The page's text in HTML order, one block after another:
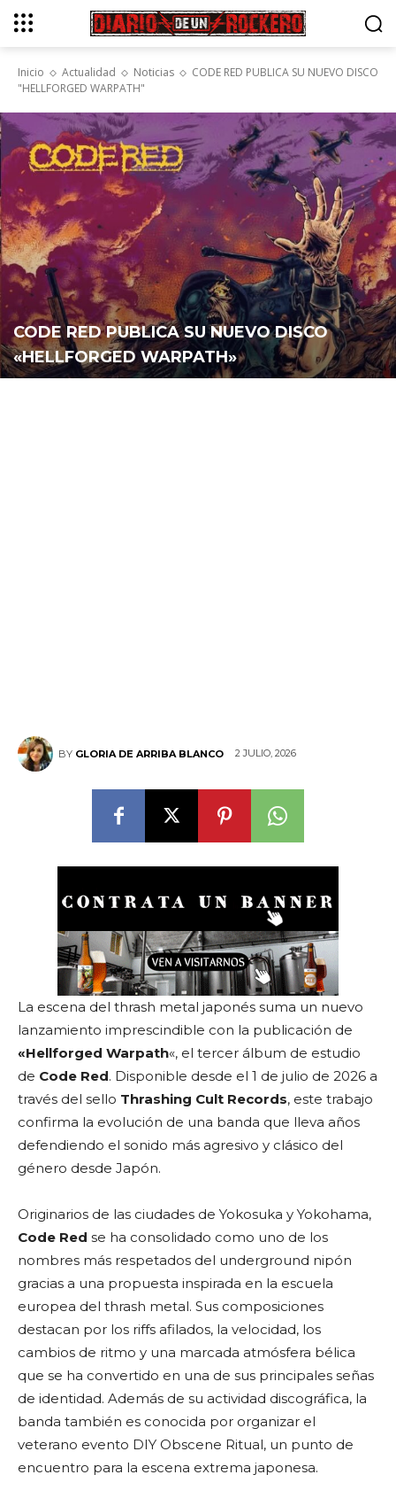
Inicio Actualidad Noticias
CODE RED PUBLICA SU NUEVO DISCO
"HELLFORGED WARPATH"
CODE RED PUBLICA SU NUEVO DISCO
«HELLFORGED WARPATH»
BY GLORIA DE ARRIBA BLANCO 2 JULIO, 2026
La escena del thrash metal japonés suma un nuevo
lanzamiento imprescindible con la publicación de
«Hellforged Warpath«, el tercer álbum de estudio
de Code Red. Disponible desde el 1 de julio de 2026 a
través del sello Thrashing Cult Records, este trabajo
confirma la evolución de una banda que lleva años
defendiendo el sonido más agresivo y clásico del
género desde Japón.
Originarios de las ciudades de Yokosuka y Yokohama,
Code Red se ha consolidado como uno de los
nombres más respetados del underground nipón
gracias a una propuesta inspirada en la escuela
europea del thrash metal. Sus composiciones
destacan por los riffs afilados, la velocidad, los
cambios de ritmo y una marcada atmósfera bélica
que se ha convertido en una de sus principales señas
de identidad. Además de su actividad discográfica, la
banda también es conocida por organizar el
veterano evento DIY Obscene Ritual, un punto de
encuentro para la escena extrema japonesa.